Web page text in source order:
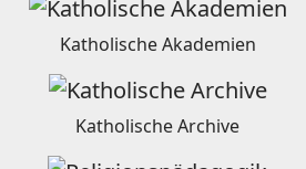
Katholische Akademien
Katholische Archive